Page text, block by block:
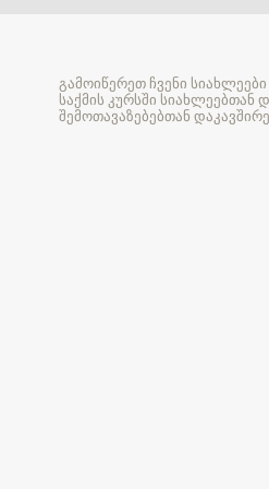
გამოიწერეთ ჩვენი
საქმის კურსში სიახლეებთან
შემოთავაზებებთან